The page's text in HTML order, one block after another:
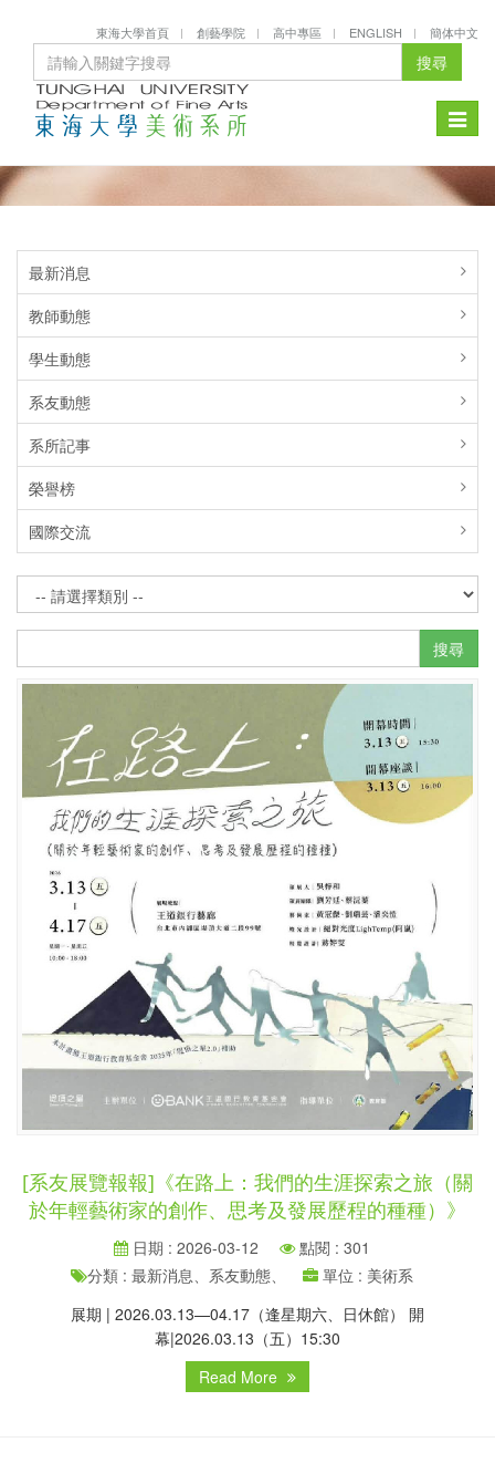
東海大學首頁 創藝學院 高中專區 ENGLISH 簡体中文
搜尋
Toggle
最新消息
教師動態
學生動態
系友動態
系所記事
榮譽榜
國際交流
搜尋
[系友展覽報報]《在路上：我們的生涯探索之旅（關
於年輕藝術家的創作、思考及發展歷程的種種）》
日期 : 2026-03-12
點閱 : 301
分類 : 最新消息、系友動態、
單位 : 美術系
展期 | 2026.03.13—04.17（逢星期六、日休館） 開
幕|2026.03.13（五）15:30
Read More